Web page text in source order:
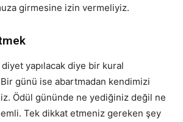
girmesine izin vermeliyiz.
yapılacak diye bir kural
Bir günü ise abartmadan kendimizi
Ödül gününde ne yediğiniz değil ne
Tek dikkat etmeniz gereken şey